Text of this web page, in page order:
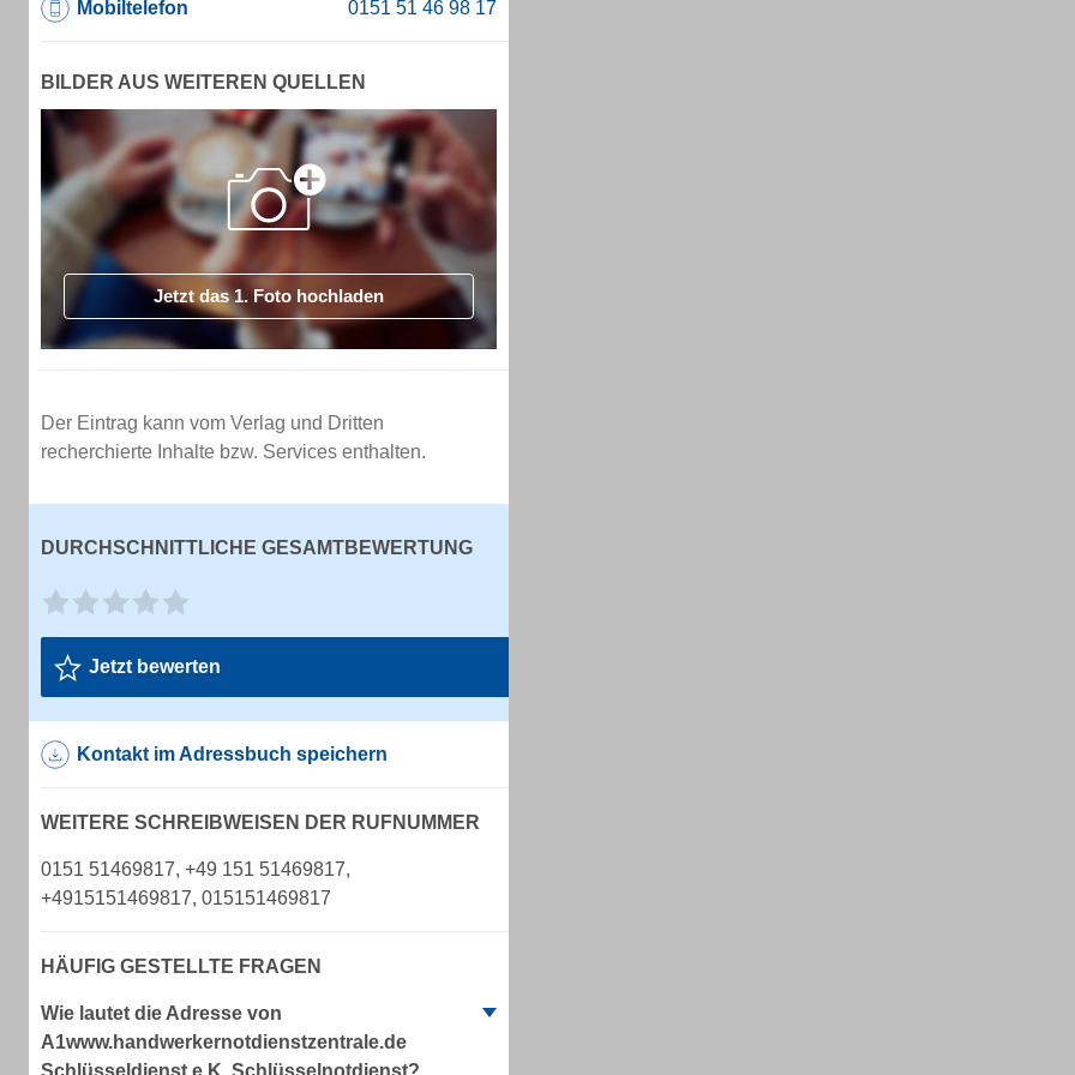
Mobiltelefon
BILDER AUS WEITEREN QUELLEN
Jetzt das 1. Foto hochladen
Der Eintrag kann vom Verlag und Dritten
recherchierte Inhalte bzw. Services enthalten.
DURCHSCHNITTLICHE GESAMTBEWERTUNG
Jetzt bewerten
Kontakt im Adressbuch speichern
WEITERE SCHREIBWEISEN DER RUFNUMMER
0151 51469817, +49 151 51469817,
+4915151469817, 015151469817
HÄUFIG GESTELLTE FRAGEN
Wie lautet die Adresse von
A1www.handwerkernotdienstzentrale.de
Schlüsseldienst e.K. Schlüsselnotdienst?